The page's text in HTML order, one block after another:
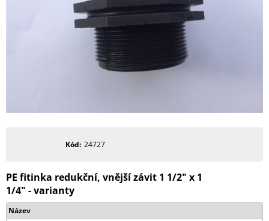
Kód 24727
PE fitinka redukční, vnější závit 1 1/2" x 1
1/4" - varianty
Název